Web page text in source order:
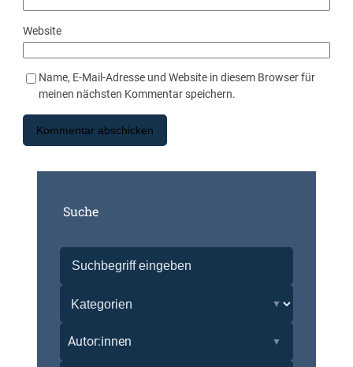
Website
Name, E-Mail-Adresse und Website in diesem Browser für
meinen nächsten Kommentar speichern.
Suche
Autor:innen